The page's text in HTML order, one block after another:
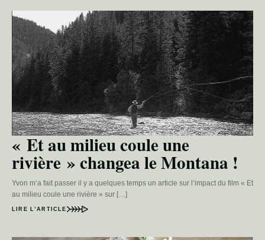
« Et au milieu coule une
rivière » changea le Montana !
Yvon m’a fait passer il y a quelques temps un article sur l’impact du film « Et
au milieu coule une rivière » sur […]
LIRE L’ARTICLE